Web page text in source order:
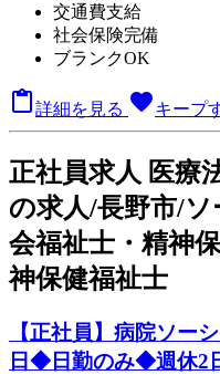
交通費支給
社会保険完備
ブランクOK
 詳細を見る favoriteキープ
正社員求人 医療
の求人/長野市/
会福祉士・精神
神保健福祉士
【正社員】病院ソー
日◆日勤のみ◆週休2